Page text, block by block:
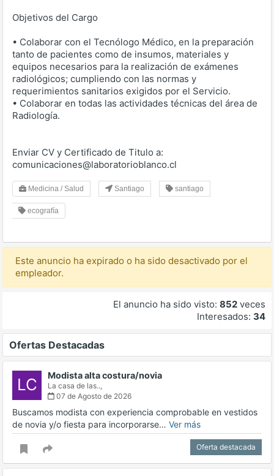
Objetivos del Cargo
• Colaborar con el Tecnólogo Médico, en la preparación
tanto de pacientes como de insumos, materiales y
equipos necesarios para la realización de exámenes
radiológicos; cumpliendo con las normas y
requerimientos sanitarios exigidos por el Servicio.
• Colaborar en todas las actividades técnicas del área de
Radiología.
Enviar CV y Certificado de Titulo a:
comunicaciones@laboratorioblanco.cl
Medicina / Salud Santiago santiago
ecografía
Este anuncio ha expirado o ha sido desactivado por el
empleador.
El anuncio ha sido visto: 852 veces
Interesados: 34
Ofertas Destacadas
LC Modista alta costura/novia
La casa de las..,
07 de Agosto de 2026
Buscamos modista con experiencia comprobable en vestidos
de novia y/o fiesta para incorporarse… Ver más
Oferta destacada